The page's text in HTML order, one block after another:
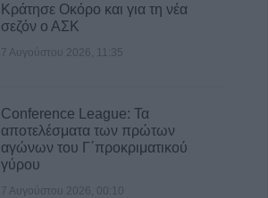
Κράτησε Οκόρο και για τη νέα
σεζόν ο ΑΣΚ
7 Αυγούστου 2026, 11:35
Conference League: Τα
αποτελέσματα των πρώτων
αγώνων του Γ΄προκριματικού
γύρου
7 Αυγούστου 2026, 00:10